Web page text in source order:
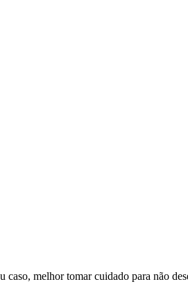
melhor tomar cuidado para não